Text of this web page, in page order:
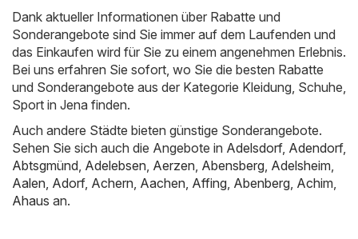
Dank aktueller Informationen über Rabatte und
Sonderangebote sind Sie immer auf dem Laufenden und
das Einkaufen wird für Sie zu einem angenehmen Erlebnis.
Bei uns erfahren Sie sofort, wo Sie die besten Rabatte
und Sonderangebote aus der Kategorie Kleidung, Schuhe,
Sport in Jena finden.
Auch andere Städte bieten günstige Sonderangebote.
Sehen Sie sich auch die Angebote in Adelsdorf, Adendorf,
Abtsgmünd Adelebsen Aerzen Abensberg Adelsheim
Aalen Adorf, Achern Aachen Affing Abenberg Achim
Ahaus an.